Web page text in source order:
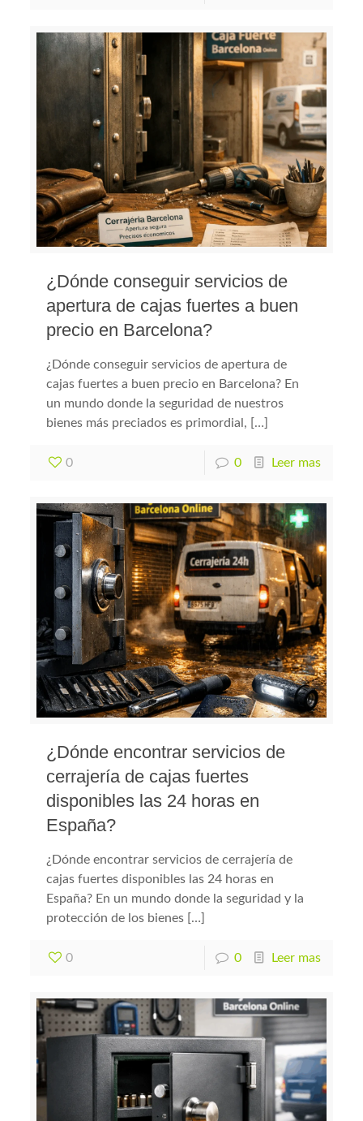
¿Dónde conseguir servicios de
apertura de cajas fuertes a buen
precio en Barcelona?
¿Dónde conseguir servicios de apertura de
cajas fuertes a buen precio en Barcelona? En
un mundo donde la seguridad de nuestros
bienes más preciados es primordial, […]
0 0 Leer mas
¿Dónde encontrar servicios de
cerrajería de cajas fuertes
disponibles las 24 horas en
España?
¿Dónde encontrar servicios de cerrajería de
cajas fuertes disponibles las 24 horas en
España? En un mundo donde la seguridad y la
protección de los bienes […]
0 0 Leer mas